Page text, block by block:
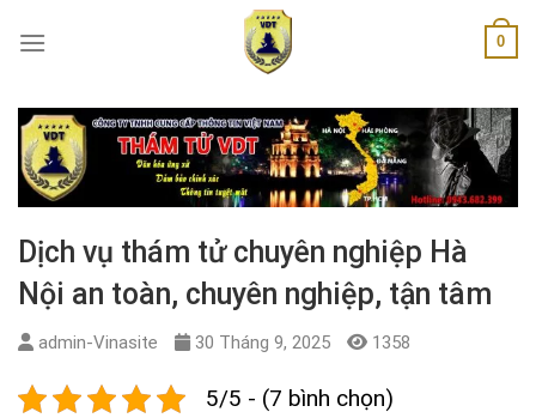
0
Dịch vụ thám tử chuyên nghiệp Hà
Nội an toàn, chuyên nghiệp, tận tâm
admin-Vinasite 30 Tháng 9, 2025 1358
5/5 - (7 bình chọn)